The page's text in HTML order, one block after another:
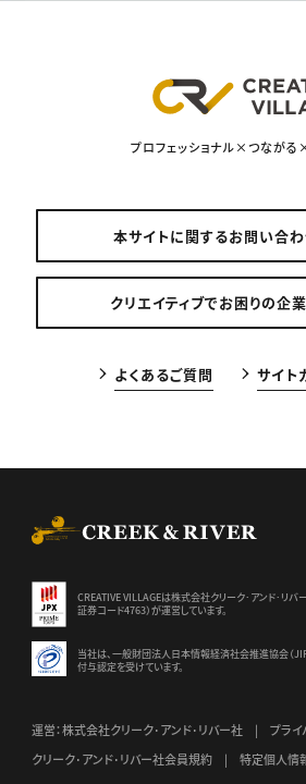
プロフェッショナル×つながる
本サイトに関するお問い合わ
クリエイティブでお困りの企
よくあるご質問 サイト
CREATIVE VILLAGEは株式会社クリーク･アンド･リバ
証券コード4763）が運営しています。
当社は、一般財団法人日本情報経済社会推進協会（
付与認定を受けています。
運営：株式会社クリーク･アンド･リバー社
プライ
クリーク･アンド･リバー社会員規約
特定個人情